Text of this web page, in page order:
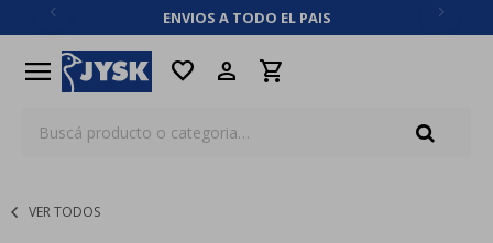
ENVIOS A TODO EL PAIS
menu favorite
VER TODOS
close